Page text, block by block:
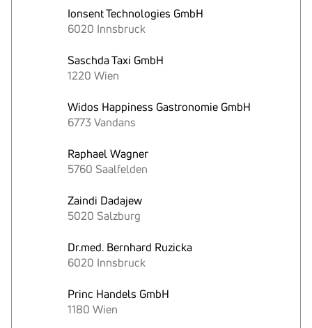
Ionsent Technologies GmbH
6020 Innsbruck
Saschda Taxi GmbH
1220 Wien
Widos Happiness Gastronomie GmbH
6773 Vandans
Raphael Wagner
5760 Saalfelden
Zaindi Dadajew
5020 Salzburg
Dr.med. Bernhard Ruzicka
6020 Innsbruck
Princ Handels GmbH
1180 Wien